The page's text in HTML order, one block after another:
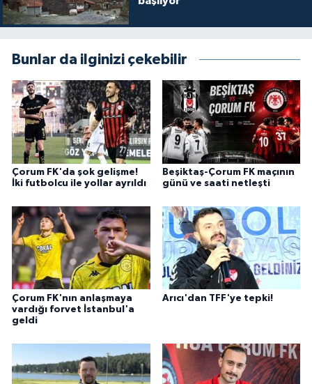
Bunlar da ilginizi çekebilir
Çorum FK'da şok gelişme!
İki futbolcu ile yollar ayrıldı
Beşiktaş-Çorum FK maçının
günü ve saati netleşti
Çorum FK'nın anlaşmaya
vardığı forvet İstanbul'a
geldi
Arıcı'dan TFF'ye tepki!